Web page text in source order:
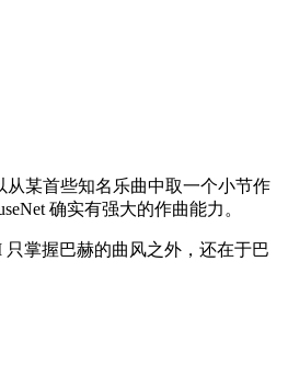
某首些知名乐曲中取一个小节作
确实有强大的作曲能力。
掌握巴赫的曲风之外，还在于巴